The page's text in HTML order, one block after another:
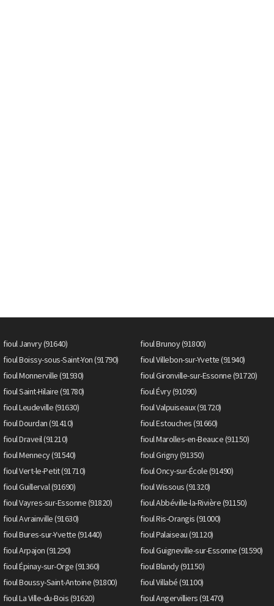
fioul Janvry (91640)
fioul Brunoy (91800)
fioul Boissy-sous-Saint-Yon (91790)
fioul Villebon-sur-Yvette (91940)
fioul Monnerville (91930)
fioul Gironville-sur-Essonne (91720)
fioul Saint-Hilaire (91780)
fioul Évry (91090)
fioul Leudeville (91630)
fioul Valpuiseaux (91720)
fioul Dourdan (91410)
fioul Estouches (91660)
fioul Draveil (91210)
fioul Marolles-en-Beauce (91150)
fioul Mennecy (91540)
fioul Grigny (91350)
fioul Vert-le-Petit (91710)
fioul Oncy-sur-École (91490)
fioul Guillerval (91690)
fioul Wissous (91320)
fioul Vayres-sur-Essonne (91820)
fioul Abbéville-la-Rivière (91150)
fioul Avrainville (91630)
fioul Ris-Orangis (91000)
fioul Bures-sur-Yvette (91440)
fioul Palaiseau (91120)
fioul Arpajon (91290)
fioul Guigneville-sur-Essonne (91590)
fioul Épinay-sur-Orge (91360)
fioul Blandy (91150)
fioul Boussy-Saint-Antoine (91800)
fioul Villabé (91100)
fioul La Ville-du-Bois (91620)
fioul Angervilliers (91470)